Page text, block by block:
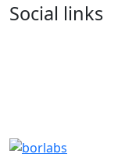
Social links